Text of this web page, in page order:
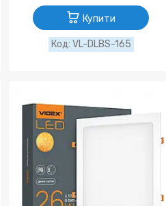
Купити
VL-DLBS-165